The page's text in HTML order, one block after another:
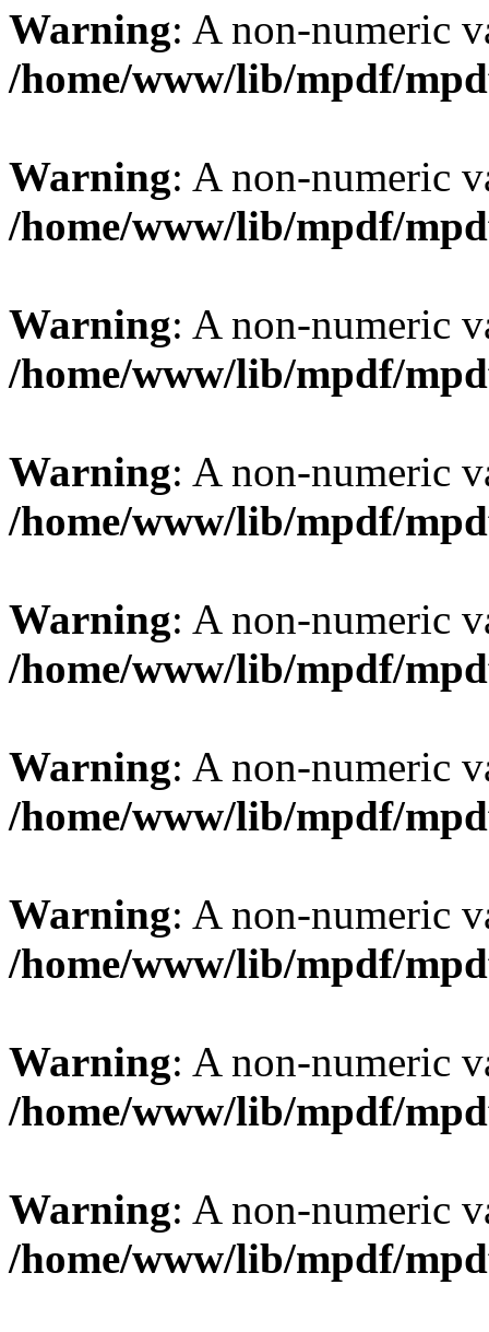
Warning: A non-numeric
/home/www/lib/mpdf/
Warning: A non-numeric
/home/www/lib/mpdf/
Warning: A non-numeric
/home/www/lib/mpdf/
Warning: A non-numeric
/home/www/lib/mpdf/
Warning: A non-numeric
/home/www/lib/mpdf/
Warning: A non-numeric
/home/www/lib/mpdf/
Warning: A non-numeric
/home/www/lib/mpdf/
Warning: A non-numeric
/home/www/lib/mpdf/
Warning: A non-numeric
/home/www/lib/mpdf/